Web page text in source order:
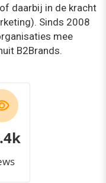
daarbij in de kracht
Sinds 2008
mee
B2Brands.